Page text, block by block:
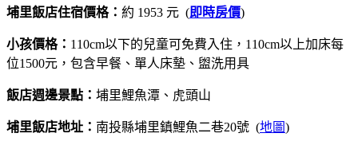
埔里飯店住宿價格： 約 1953 元 (即時房價)
小孩價格： 110cm以下的兒童可免費入住，110cm以上加床每
位1500元，包含早餐、單人床墊、盥洗用具
飯店週邊景點： 埔里鯉魚潭、虎頭山
埔里飯店地址： 南投縣埔里鎮鯉魚二巷20號 (地圖)